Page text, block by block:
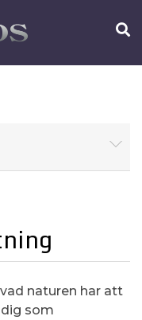
naturen har att
som